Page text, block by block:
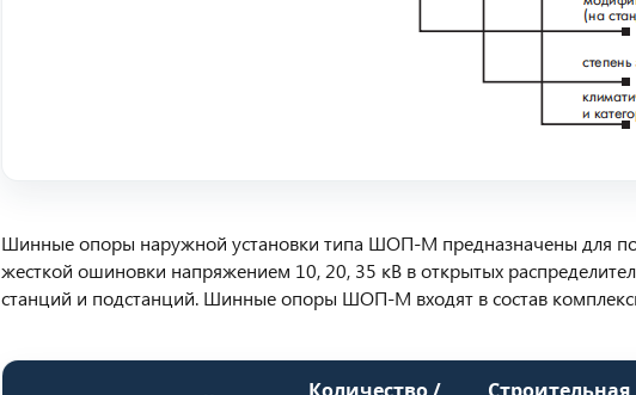
Шинные опоры наружной установки типа ШОП-М предназначены для
жесткой ошиновки напряжением 10, 20, 35 кВ в открытых
станций и подстанций. Шинные опоры ШОП-М входят в состав